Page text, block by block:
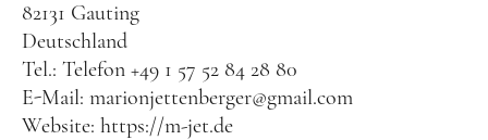
82131 Gauting
Deutschland
Tel.: Telefon +49 1 57 52 84 28 80
E-Mail: marionjettenberger@gmail.com
Website: https://m-jet.de